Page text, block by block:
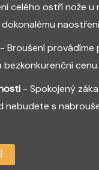
celého ostří nože u
Broušení provádíme
cenu.
- Spokojený
s